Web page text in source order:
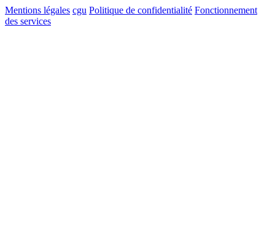
Mentions légales cgu Politique de confidentialité Fonctionnement
des services